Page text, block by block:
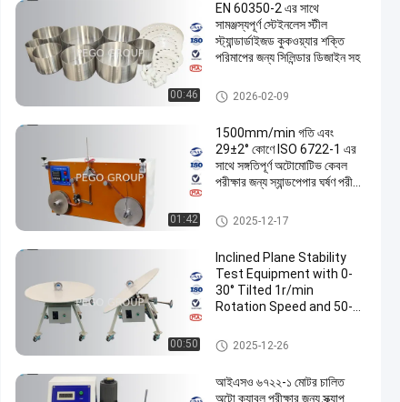
00:46
EN 60350-2 এর সাথে
সামঞ্জস্যপূর্ণ স্টেইনলেস স্টীল
স্ট্যান্ডার্ডাইজড কুকওয়্যার শক্তি
পরিমাপের জন্য সিলিন্ডার ডিজাইন সহ
আবেশন কুকার বদনা
2026-02-09
01:42
1500mm/min গতি এবং
29±2° কোণে ISO 6722-1 এর
সাথে সঙ্গতিপূর্ণ অটোমোটিভ কেবল
পরীক্ষার জন্য স্যান্ডপেপার ঘর্ষণ পরীক্ষা
তারের পরীক্ষার সরঞ্জাম
2025-12-17
00:50
Inclined Plane Stability
Test Equipment with 0-
30° Tilted 1r/min
Rotation Speed and 50-
বৈদ্যুতিক নিরাপত্তা টেস্ট যন্ত্রপাতি
2025-12-26
আইএসও ৬৭২২-১ মোটর চালিত
অটো ক্যাবল পরীক্ষার জন্য স্ক্র্যাপ